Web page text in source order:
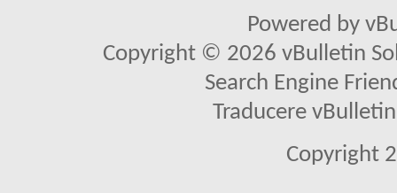
Powered by
Copyright © 2026 vBulletin
Search Engine
Traducere
Copyright